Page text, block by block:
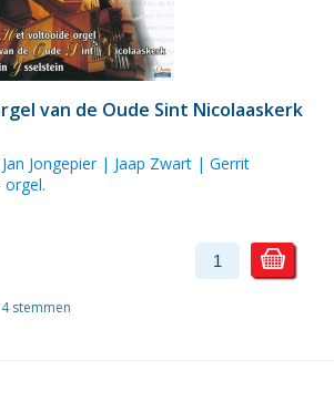
van de Oude Sint Nicolaaskerk
Jan Jongepier| Jaap Zwart | Gerrit
4 stemmen